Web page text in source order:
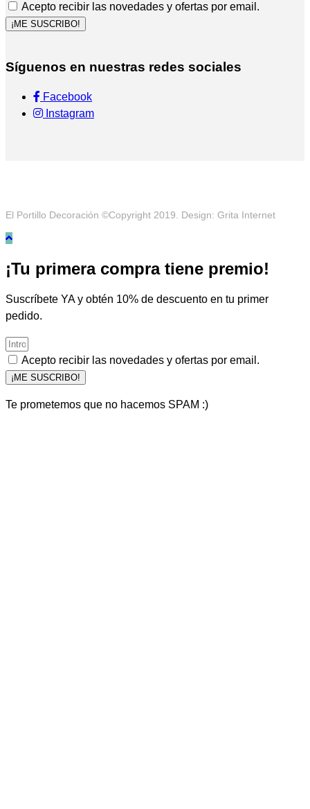
Acepto recibir las novedades y ofertas por email.
¡ME SUSCRIBO!
Síguenos en nuestras redes sociales
Facebook
Instagram
El Portillo Decoración ©Copyright 2019. Design: Grita Internet
¡Tu primera compra tiene premio!
Suscríbete YA y obtén 10% de descuento en tu primer
pedido.
Acepto recibir las novedades y ofertas por email.
¡ME SUSCRIBO!
Te prometemos que no hacemos SPAM :)